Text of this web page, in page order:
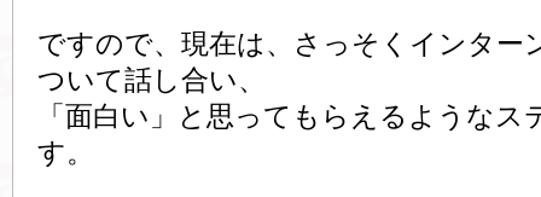
ですので、現在は、さっそくインター
ついて話し合い、
「面白い」と思ってもらえるようなス
す。